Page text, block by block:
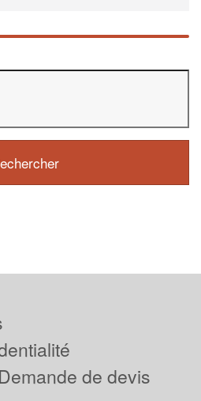
de devis